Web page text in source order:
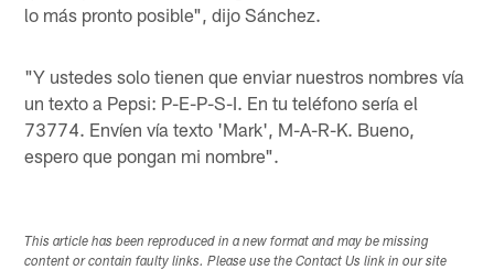
lo más pronto posible", dijo Sánchez.
"Y ustedes solo tienen que enviar nuestros nombres vía
un texto a Pepsi: P-E-P-S-I. En tu teléfono sería el
73774. Envíen vía texto 'Mark', M-A-R-K. Bueno,
espero que pongan mi nombre".
This article has been reproduced in a new format and may be missing
content or contain faulty links. Please use the Contact Us link in our site